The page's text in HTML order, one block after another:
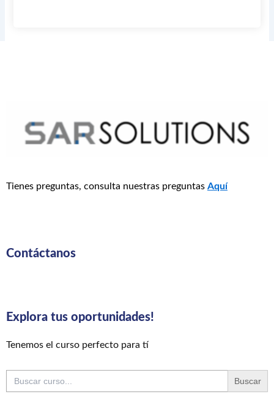
Tienes preguntas, consulta nuestras preguntas Aquí
Contáctanos
Explora tus oportunidades!
Tenemos el curso perfecto para tí
Buscar: